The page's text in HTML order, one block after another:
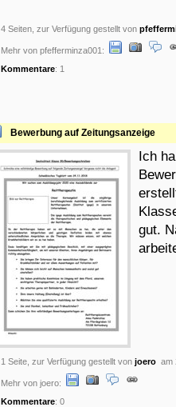
4 Seiten, zur Verfügung gestellt von
Mehr von pfefferminza001:
Kommentare: 1
Bewerbung auf Zeitungsanzeige
Ich
gut.
1 Seite, zur Verfügung gestellt von joero am
Mehr von joero:
Kommentare: 0